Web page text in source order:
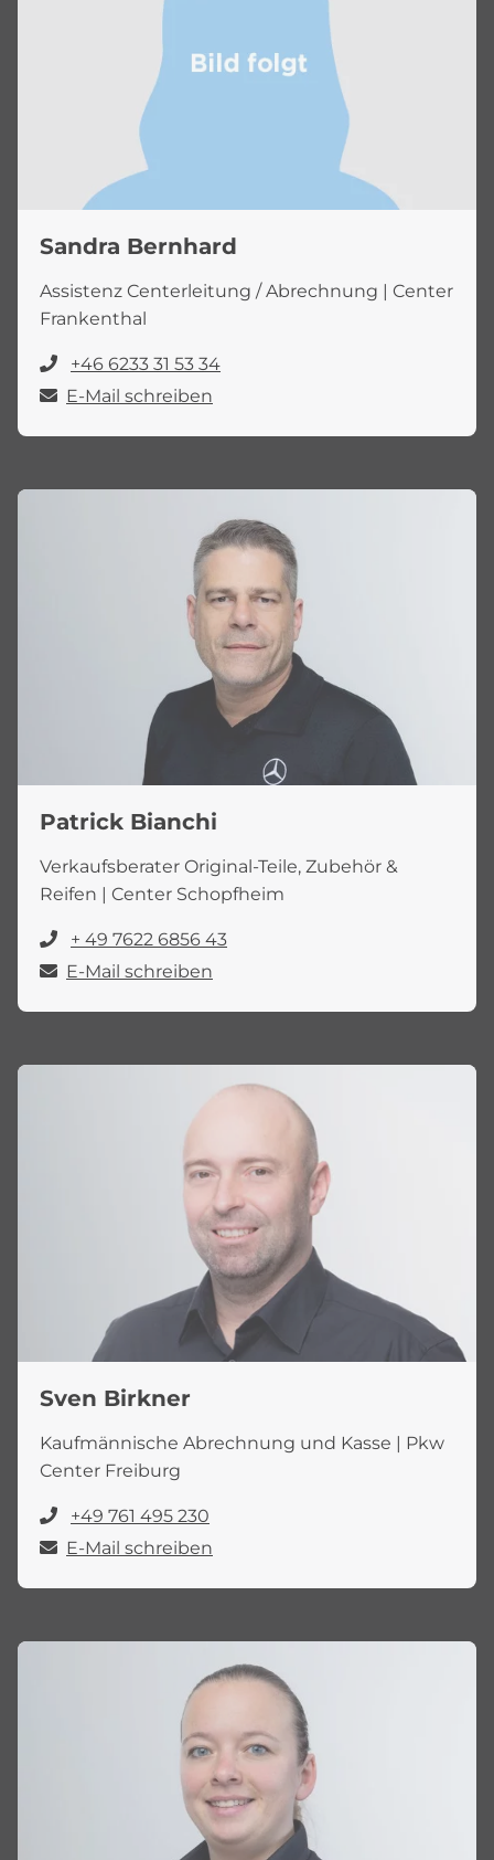
Sandra Bernhard
Assistenz Centerleitung / Abrechnung | Center
Frankenthal
+46 6233 31 53 34
E-Mail schreiben
Patrick Bianchi
Verkaufsberater Original-Teile, Zubehör &
Reifen | Center Schopfheim
+ 49 7622 6856 43
E-Mail schreiben
Sven Birkner
Kaufmännische Abrechnung und Kasse | Pkw
Center Freiburg
+49 761 495 230
E-Mail schreiben